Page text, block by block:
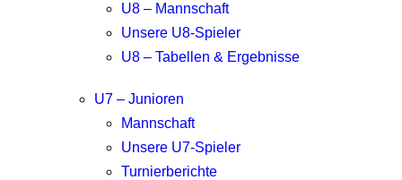
U8 – Mannschaft
Unsere U8-Spieler
U8 – Tabellen & Ergebnisse
U7 – Junioren
Mannschaft
Unsere U7-Spieler
Turnierberichte